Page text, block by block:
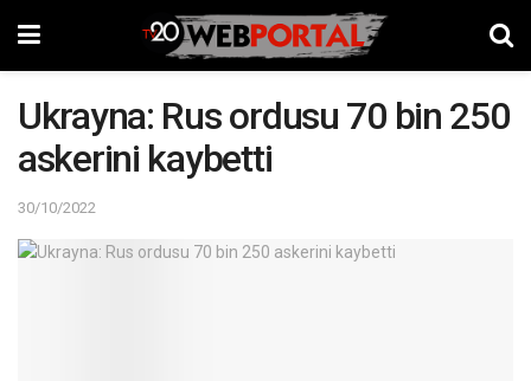
Ukrayna: Rus ordusu 70 bin 250
askerini kaybetti
30/10/2022